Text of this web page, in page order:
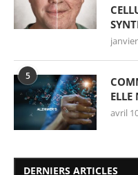
5
ELLE
avril
DERNIERS ARTICLES